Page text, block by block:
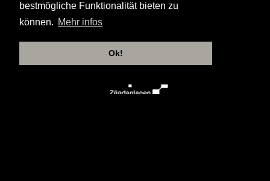
bestmögliche Funktionalität bieten zu
können. Mehr infos
Ok!